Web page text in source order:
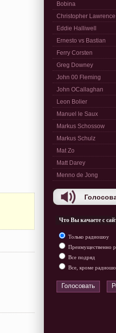
Bobina
Christopher Lawrence
Eddie Halliwell
Ernesto vs Bastian
Ferry Corsten
Greg Downey
John 00 Fleming
John OCallaghan
Leon Bolier
Manuel le Saux
Markus Schossow
Markus Schulz
Mat Zo
Matt Darey
Menno de Jong
Что Вы качаете с
Только радиошоу
Преимущественно
Все подряд
Все, кроме
Голосовать